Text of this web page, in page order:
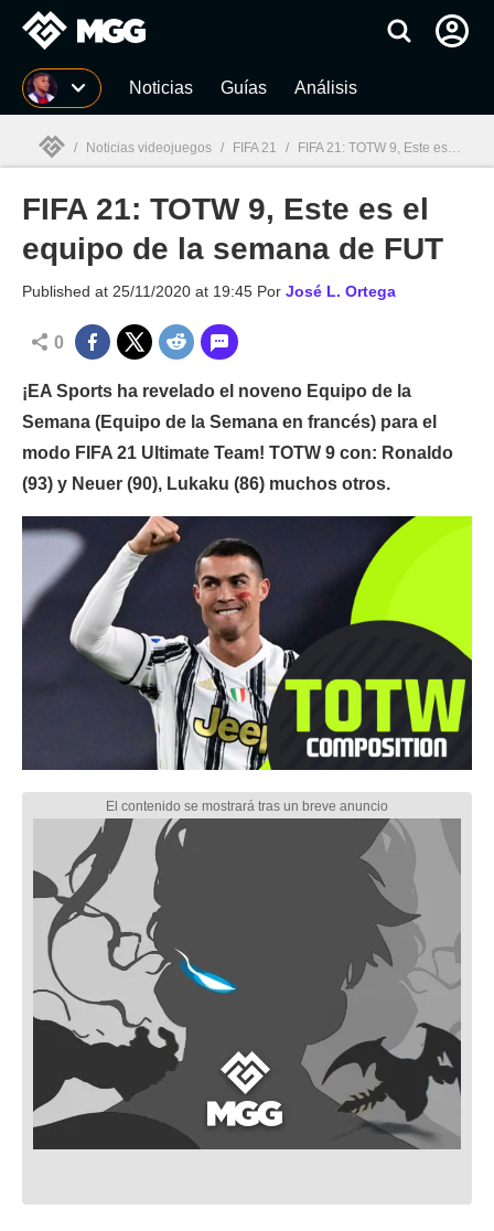
MGG Noticias Guías Análisis
MGG
/ Noticias videojuegos / FIFA 21 / FIFA 21: TOTW 9, Este es el equipo de la semana de FUT
FIFA 21: TOTW 9, Este es el
equipo de la semana de FUT
Published at 25/11/2020 at 19:45 Por José L. Ortega
0
¡EA Sports ha revelado el noveno Equipo de la
Semana (Equipo de la Semana en francés) para el
modo FIFA 21 Ultimate Team! TOTW 9 con: Ronaldo
(93) y Neuer (90), Lukaku (86) muchos otros.